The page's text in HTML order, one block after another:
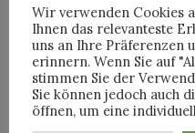
Mädchen
Handtuch-Jungs
anderen wieder.
buntgemischtes
Muselmannin bis
beide übrigens im
Wir verwenden Cookies
Ihnen das relevanteste
uns an Ihre Präferenzen
erinnern. Wenn Sie auf
stimmen Sie der
Sie können jedoch auch
öffnen, um eine